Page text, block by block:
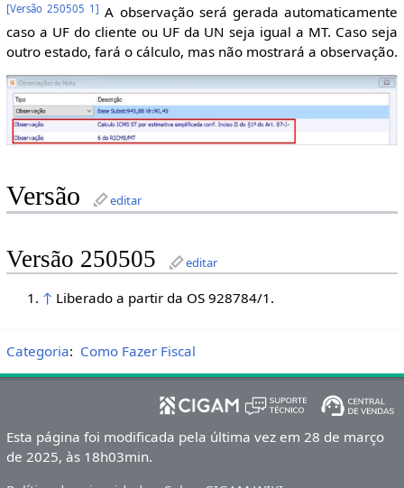
[Versão 250505 1] A observação será gerada automaticamente
caso a UF do cliente ou UF da UN seja igual a MT. Caso seja
outro estado, fará o cálculo, mas não mostrará a observação.
Versão editar
Versão 250505 editar
↑ Liberado a partir da OS 928784/1.
Categoria: Como Fazer Fiscal
Esta página foi modificada pela última vez em 28 de março
de 2025, às 18h03min.